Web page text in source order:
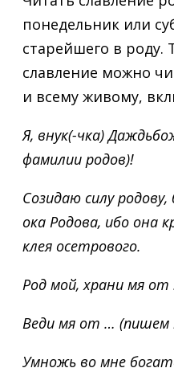
понедельник или
старейшего в роду.
славление можно
и всему живому,
Я, внук(-чка)
фамилии родов)!
Созидаю силу родову,
ока Родова, ибо она
клея осетрового.
Род мой, храни мя
Веди мя от … (пишем
Умножь во мне